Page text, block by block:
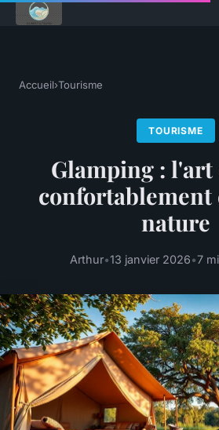
Accueil›Tourisme
TOURISME
Glamping : l'art
confortablement
nature
Arthur•13 janvier 2026•7